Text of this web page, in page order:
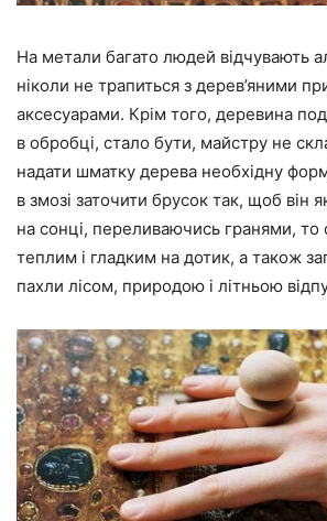
На метали багато людей відчувають
ніколи не трапиться з дерев’яними
аксесуарами. Крім того, деревина
в обробці, стало бути, майстру не
надати шматку дерева необхідну
в змозі заточити брусок так, щоб він
на сонці, переливаючись гранями,
теплим і гладким на дотик, а також
пахли лісом, природою і літньою